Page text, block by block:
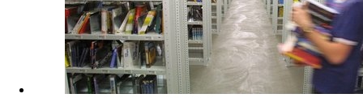
Offshore-Industrie
Ohne Nutzen
Bremerhaven: Hafen für Umschlag von
Windkraftkraftanlagen vorerst beerdigt. Gericht nennt Pläne
funktionslos. Kein Bedarf für das Projekt.
Burkhard Ilschner